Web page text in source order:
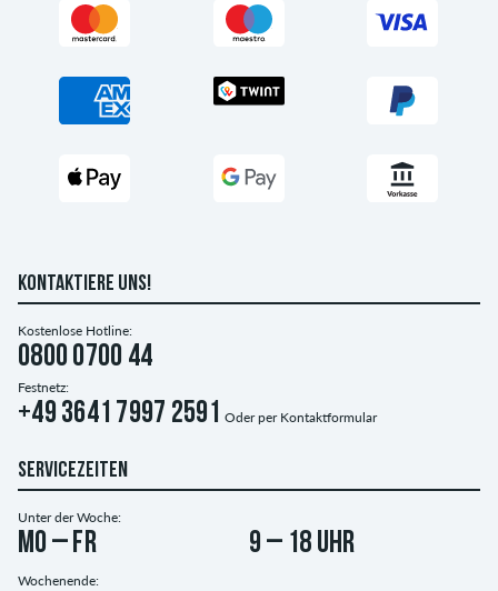
KONTAKTIERE UNS!
Kostenlose Hotline:
0800 0700 44
Festnetz:
+49 3641 7997 2591 Oder per Kontaktformular
SERVICEZEITEN
Unter der Woche:
Mo – Fr 9 – 18 Uhr
Wochenende: